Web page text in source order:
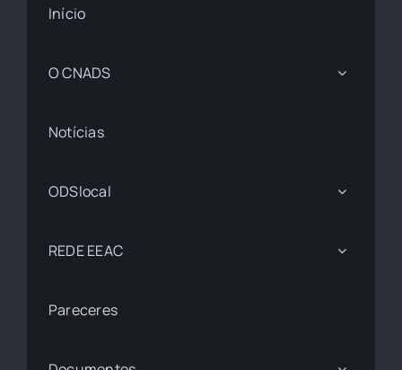
Início
O CNADS
Notícias
ODSlocal
REDE EEAC
Pareceres